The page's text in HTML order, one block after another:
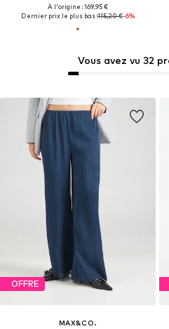
À l'origine : 169,95 €
Dernier prix le plus bas :115,20 €-6%
OFFRE
MAX&CO.
Vous avez vu 32